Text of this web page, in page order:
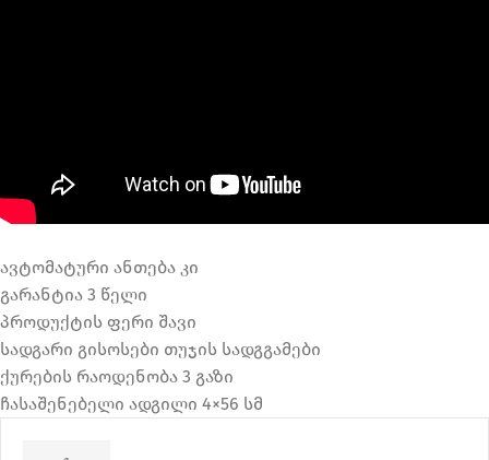
ავტომატური ანთება კი
გარანტია 3 წელი
პროდუქტის ფერი შავი
სადგარი გისოსები თუჯის სადგგამები
ქურების რაოდენობა 3 გაზი
ჩასაშენებელი ადგილი 4×56 სმ